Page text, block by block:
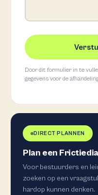
Door dit formulier in te
gegevens voor de
DIRECT PLANNEN
Plan een
Voor bestuurders en
zoeken op een
hardop kunnen denken.